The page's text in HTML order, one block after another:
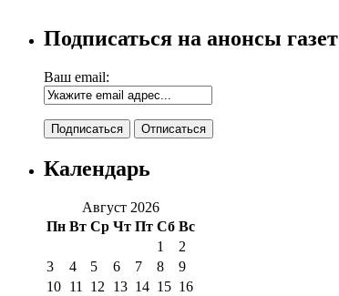
Подписаться на анонсы газет
Ваш email:
Календарь
Август 2026
Пн Вт Ср Чт Пт Сб Вс
1
2
3
4 5 6 7 8
9
10 11 12 13 14 15 16